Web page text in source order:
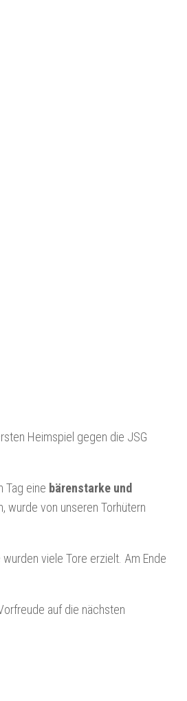
Heimspiel gegen die JSG
Tag eine bärenstarke und
wurde von unseren Torhütern
viele Tore erzielt. Am Ende
auf die nächsten